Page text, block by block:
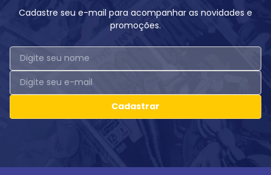
Cadastre seu e-mail para acompanhar as novidades e
promoções.
Cadastrar